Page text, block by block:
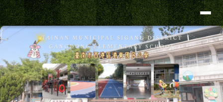
跳至主內容區
臺南市港東國小
導覽列